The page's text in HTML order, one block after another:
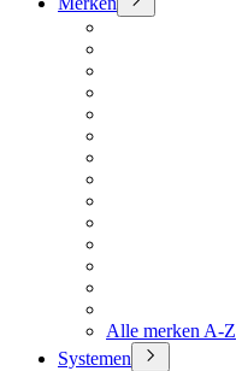
Alle merken A-Z
Systemen